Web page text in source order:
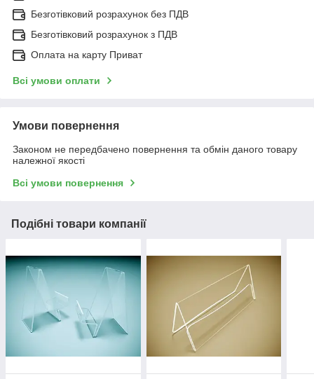
Безготівковий розрахунок без ПДВ
Безготівковий розрахунок з ПДВ
Оплата на карту Приват
Всі умови оплати
Умови повернення
Законом не передбачено повернення та обмін даного товару
належної якості
Всі умови повернення
Подібні товари компанії